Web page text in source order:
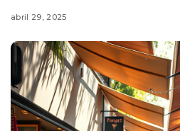
abril 29, 2025